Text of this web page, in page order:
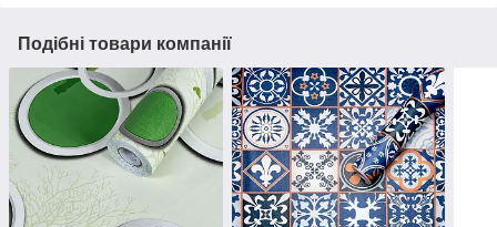
Подібні товари компанії